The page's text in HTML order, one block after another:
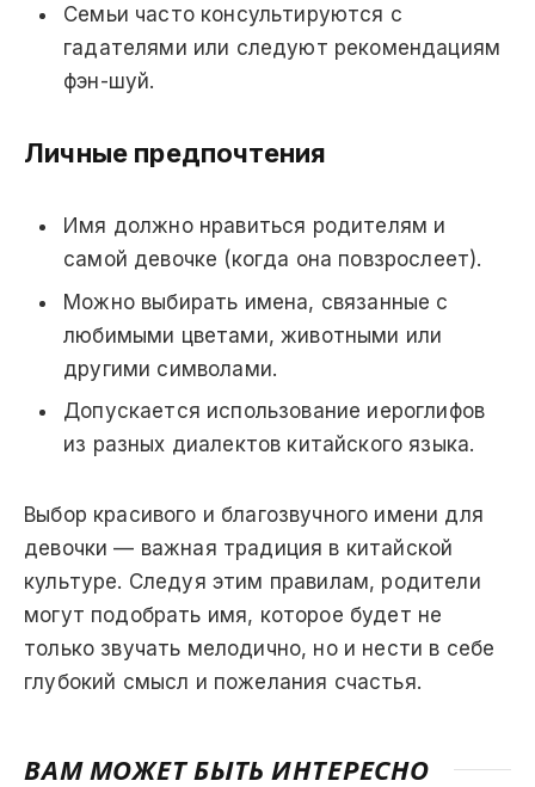
Семьи часто консультируются с
гадателями или следуют рекомендациям
фэн-шуй.
Личные предпочтения
Имя должно нравиться родителям и
самой девочке (когда она повзрослеет).
Можно выбирать имена, связанные с
любимыми цветами, животными или
другими символами.
Допускается использование иероглифов
из разных диалектов китайского языка.
Выбор красивого и благозвучного имени для
девочки — важная традиция в китайской
культуре. Следуя этим правилам, родители
могут подобрать имя, которое будет не
только звучать мелодично, но и нести в себе
глубокий смысл и пожелания счастья.
ВАМ МОЖЕТ БЫТЬ ИНТЕРЕСНО